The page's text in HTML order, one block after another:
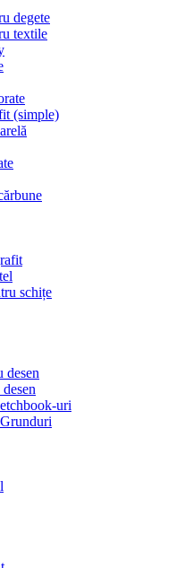
degete
textile
(simple)
schițe
desen
uri